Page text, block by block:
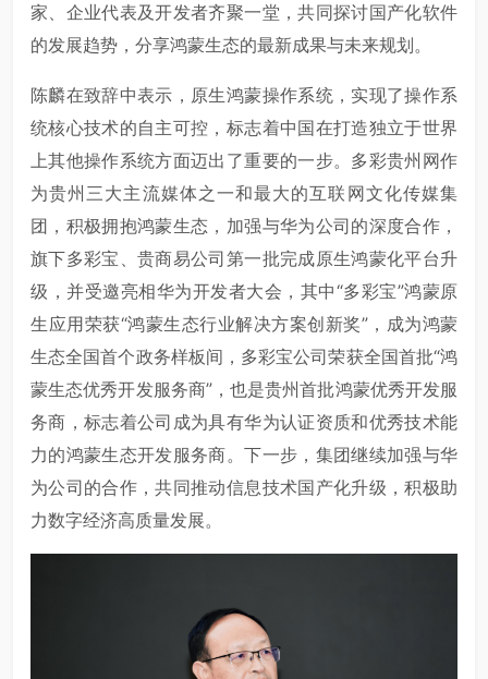
家、企业代表及开发者齐聚一堂，共同探讨国产化软件
的发展趋势，分享鸿蒙生态的最新成果与未来规划。
陈麟在致辞中表示，原生鸿蒙操作系统，实现了操作系
统核心技术的自主可控，标志着中国在打造独立于世界
上其他操作系统方面迈出了重要的一步。多彩贵州网作
为贵州三大主流媒体之一和最大的互联网文化传媒集
团，积极拥抱鸿蒙生态，加强与华为公司的深度合作，
旗下多彩宝 、贵商易公司第一批完成原生鸿蒙化平台升
级，并受邀亮相华为开发者大会 ，其中“多彩宝”鸿蒙原
生应用荣获“鸿蒙生态行业解决方案创新奖”，成为鸿蒙
生态全国首个政务样板间，多彩宝公司荣获全国首批“鸿
蒙生态优秀开发服务商”，也是贵州首批鸿蒙优秀开发服
务商，标志着公司成为具有华为认证资质和优秀技术能
力的鸿蒙生态开发服务商。下一步，集团继续加强与华
为公司的合作，共同推动信息技术国产化升级，积极助
力数字经济高质量发展。